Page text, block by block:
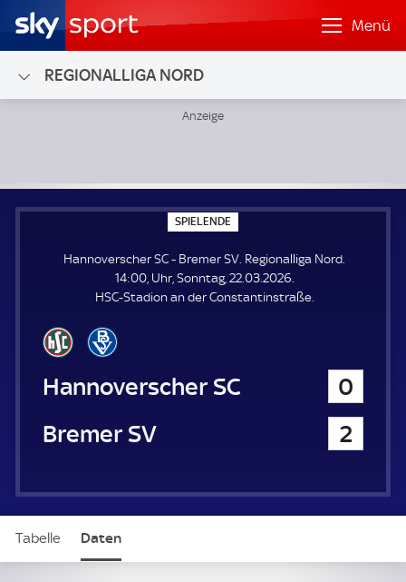
Menü
REGIONALLIGA NORD
SPIELENDE
P
E
L
E
N
Hannoverscher SC - Bremer SV. Regionalliga Nord.
14:00, Uhr, Sonntag, 22.03.2026.
HSC-Stadion an der Constantinstraße.
Hannoverscher SC
0
Bremer SV
2
Tabelle Daten